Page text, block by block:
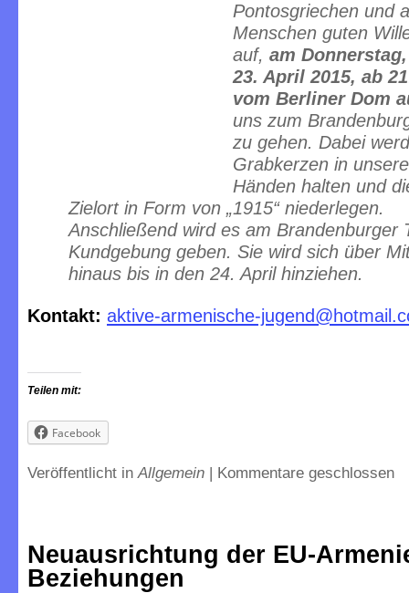
Pontosgriechen und
Menschen guten
auf, am
23. April 2015, ab
vom Berliner Dom
uns zum
zu gehen. Dabei
Grabkerzen in
Händen halten und
Zielort in Form von „1915“ niederlegen.
Anschließend wird es am Brandenburger
Kundgebung geben. Sie wird sich über
hinaus bis in den 24. April hinziehen.
Kontakt: aktive-armenische-
Teilen mit:
Facebook
Veröffentlicht inAllgemein | Kommentare geschlossen
Neuausrichtung der EU-
Beziehungen